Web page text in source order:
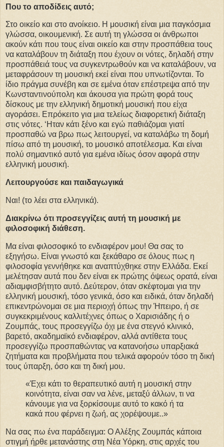
Που το αποδίδεις αυτό;
Στο οικείο και στο ανοίκειο. Η μουσική είναι μια παγκόσμια
γλώσσα, οικουμενική. Σε αυτή τη γλώσσα οι άνθρωποι
ακούν κάτι που τους είναι οικείο και στην προσπάθεια τους
να καταλάβουν τη διάταξη που έχουν οι νότες, δηλαδή στην
προσπάθειά τους να συγκεντρωθούν και να καταλάβουν, να
μεταφράσουν τη μουσική εκεί είναι που υπνωτίζονται. Το
ίδιο πράγμα συνέβη και σε εμένα όταν επέστρεψα από την
Κωνσταντινούπολη και άκουσα για πρώτη φορά τους
δίσκους με την ελληνική δημοτική μουσική που είχα
αγοράσει. Επρόκειτο για μια τελείως διαφορετική διάταξη
στις νότες. ‘Ηταν κάτι ξένο και εγώ παθιάζομαι γιατί
προσπαθώ να βρω πως λειτουργεί, να καταλάβω τη δομή
πίσω από τη μουσική, το μουσικό αποτέλεσμα. Και είναι
πολύ σημαντικό αυτό για εμένα ιδίως όσον αφορά στην
ελληνική μουσική.
Λειτουργούσε και παιδαγωγικά
Ναι! (το λέει στα ελληνικά).
Διακρίνω ότι προσεγγίζεις αυτή τη μουσική με
φιλοσοφική διάθεση.
Μα είναι φιλοσοφικό το ενδιαφέρον μου! Θα σας το
εξηγήσω. Είναι γνωστό και ξεκάθαρο σε όλους πως η
φιλοσοφία γεννήθηκε και αναπτύχθηκε στην Ελλάδα. Εκεί
μελέτησαν αυτά που δεν είναι εκ πρώτης όψεως ορατά, είναι
αδιαμφισβήτητο αυτό. Δεύτερον, όταν σκέφτομαι για την
ελληνική μουσική, τόσο γενικά, όσο και ειδικά, όταν δηλαδή
επικεντρώνομαι σε μια περιοχή όπως την Ήπειρο, ή σε
συγκεκριμένους καλλιτέχνες όπως ο Χαρισιάδης ή ο
Ζουμπάς, τους προσεγγίζω όχι με ένα στεγνό κλινικό,
βαρετό, ακαδημαϊκό ενδιαφέρον, αλλά αντίθετα τους
προσεγγίζω προσπαθώντας να κατανοήσω υπαρξιακά
ζητήματα και προβλήματα που τελικά αφορούν τόσο τη δική
τους ύπαρξη, όσο και τη δική μου.
«Έχει κάτι το θεραπευτικό αυτή η μουσική στην
κοινότητα, είναι σαν να λένε, μεταξύ άλλων, τι να
κάνουμε για να ξορκίσουμε αυτό το κακό ή τα
κακά που φέρνει η ζωή, ας χορέψουμε..»
Να σας πω ένα παράδειγμα: Ο Αλέξης Ζουμπάς κάποια
στιγμή ήρθε μετανάστης στη Νέα Υόρκη, στις αρχές του